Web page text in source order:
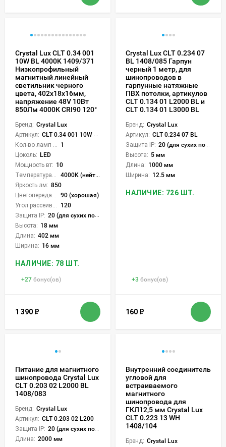
Crystal Lux CLT 0.34 001
10W BL 4000K 1409/371
Низкопрофильный
магнитный линейный
светильник черного
цвета, 402x18x16мм,
напряжение 48V 10Вт
850Лм 4000К CRI90 120°
Бренд: Crystal Lux
Артикул: CLT 0.34 001 10W BL 4000K
Кол-во ламп или LED: 1
Цоколь: LED
Мощность вт: 10
Температура света:
4000K (нейтральный)
Яркость лм: 850
Цветопередача (CRI):
90 (хорошая)
Угол рассеивания света °:
120
Защита IP: 20 (для сухих пом.)
Высота: 18 мм
Длина: 402 мм
Ширина: 16 мм
НАЛИЧИЕ: 78 ШТ.
+27 бонус(ов)
1 390 ₽
Crystal Lux CLT 0.234 07
BL 1408/085 Гарпун
черный 1 метр, для
шинопроводов в
гарпунные натяжные
ПВХ потолки, артикулов
CLT 0.134 01 L2000 BL и
CLT 0.134 01 L3000 BL
Бренд: Crystal Lux
Артикул: CLT 0.234 07 BL
Защита IP: 20 (для сухих пом.)
Высота: 5 мм
Длина: 1000 мм
Ширина: 12.5 мм
НАЛИЧИЕ: 726 ШТ.
+3 бонус(ов)
160 ₽
Питание для магнитного
шинопровода Crystal Lux
CLT 0.203 02 L2000 BL
1408/083
Бренд: Crystal Lux
Артикул: CLT 0.203 02 L2000 BL
Защита IP: 20 (для сухих пом.)
Длина: 2000 мм
Внутренний соединитель
угловой для
встраиваемого
магнитного
шинопровода для
ГКЛ12,5 мм Crystal Lux
CLT 0.223 13 WH
1408/104
Бренд: Crystal Lux